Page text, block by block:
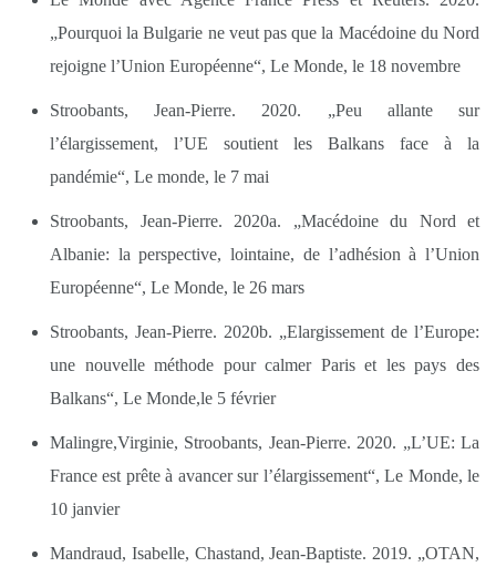
„Pourquoi la Bulgarie ne veut pas que la Macédoine du Nord
rejoigne l’Union Européenne“, Le Monde, le 18 novembre
Stroobants, Jean-Pierre. 2020. „Peu allante sur
l’élargissement, l’UE soutient les Balkans face à la
pandémie“, Le monde, le 7 mai
Stroobants, Jean-Pierre. 2020a. „Macédoine du Nord et
Albanie: la perspective, lointaine, de l’adhésion à l’Union
Européenne“, Le Monde, le 26 mars
Stroobants, Jean-Pierre. 2020b. „Elargissement de l’Europe:
une nouvelle méthode pour calmer Paris et les pays des
Balkans“, Le Monde,le 5 février
Malingre,Virginie, Stroobants, Jean-Pierre. 2020. „L’UE: La
France est prête à avancer sur l’élargissement“, Le Monde, le
10 janvier
Mandraud, Isabelle, Chastand, Jean-Baptiste. 2019. „OTAN,